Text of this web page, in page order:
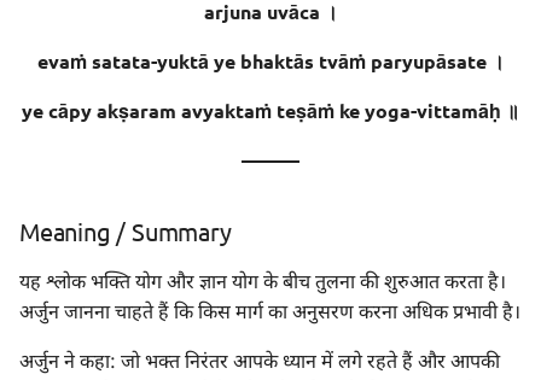
Meaning
Meaning of Words
Meaning
Meaning of Words
arjuna uvāca ।
evaṁ satata-yuktā ye bhaktās tvāṁ paryupāsate ।
ye cāpy akṣaram avyaktaṁ teṣāṁ ke yoga-vittamāḥ ॥
———
Meaning / Summary
यह श्लोक भक्ति योग और ज्ञान योग के बीच तुलना की शुरुआत करता है।
अर्जुन जानना चाहते हैं कि किस मार्ग का अनुसरण करना अधिक प्रभावी है।
अर्जुन ने कहा: जो भक्त निरंतर आपके ध्यान में लगे रहते हैं और आपकी